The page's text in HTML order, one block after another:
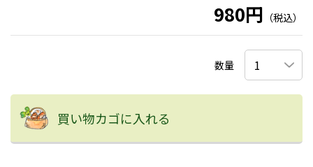
980円 （税込）
数量
買い物カゴに入れる